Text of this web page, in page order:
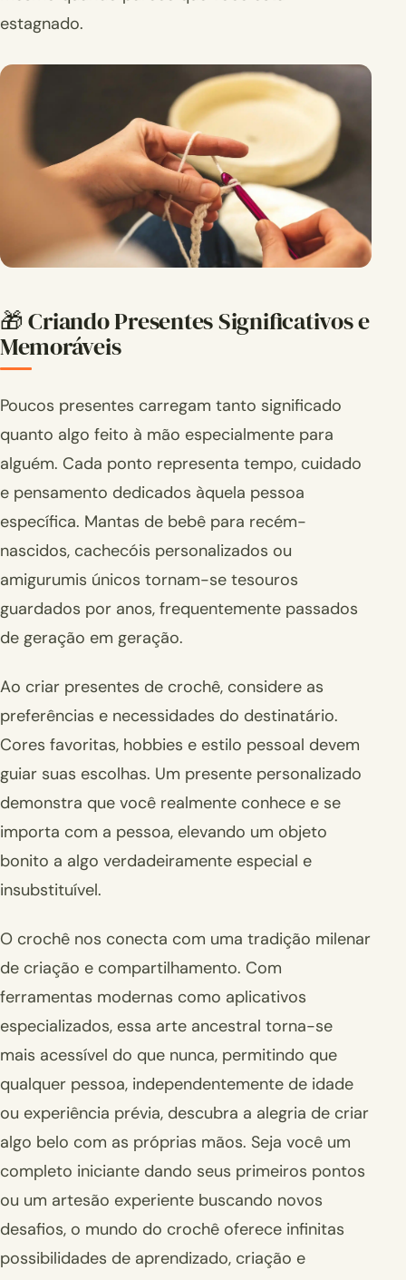
estagnado.
🎁 Criando Presentes Significativos e
Memoráveis
Poucos presentes carregam tanto significado
quanto algo feito à mão especialmente para
alguém. Cada ponto representa tempo, cuidado
e pensamento dedicados àquela pessoa
específica. Mantas de bebê para recém-
nascidos, cachecóis personalizados ou
amigurumis únicos tornam-se tesouros
guardados por anos, frequentemente passados
de geração em geração.
Ao criar presentes de crochê, considere as
preferências e necessidades do destinatário.
Cores favoritas, hobbies e estilo pessoal devem
guiar suas escolhas. Um presente personalizado
demonstra que você realmente conhece e se
importa com a pessoa, elevando um objeto
bonito a algo verdadeiramente especial e
insubstituível.
O crochê nos conecta com uma tradição milenar
de criação e compartilhamento. Com
ferramentas modernas como aplicativos
especializados, essa arte ancestral torna-se
mais acessível do que nunca, permitindo que
qualquer pessoa, independentemente de idade
ou experiência prévia, descubra a alegria de criar
algo belo com as próprias mãos. Seja você um
completo iniciante dando seus primeiros pontos
ou um artesão experiente buscando novos
desafios, o mundo do crochê oferece infinitas
possibilidades de aprendizado, criação e